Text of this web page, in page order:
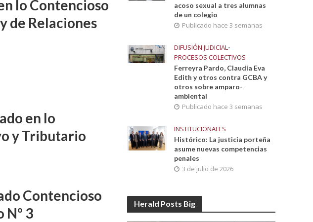
lo Contencioso
de Relaciones
en lo
y Tributario
Contencioso
3
acoso sexual a tres alumnas
de un colegio
Publicado hace 3 semanas
DIFUSIÓN JUDICIAL•
PROCESOS COLECTIVOS
Ferreyra Pardo, Claudia Eva
Edith y otros contra GCBA y
otros sobre amparo-
ambiental
Publicado hace 3 semanas
INSTITUCIONALES
Histórico: La justicia porteña
asume nuevas competencias
penales
3 de julio de 2026
Herald Posts Big